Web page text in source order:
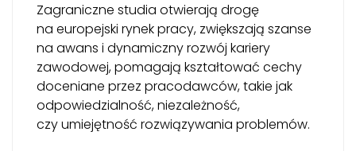
Zagraniczne studia otwierają drogę
na europejski rynek pracy, zwiększają szanse
na awans i dynamiczny rozwój kariery
zawodowej, pomagają kształtować cechy
doceniane przez pracodawców, takie jak
odpowiedzialność, niezależność,
czy umiejętność rozwiązywania problemów.